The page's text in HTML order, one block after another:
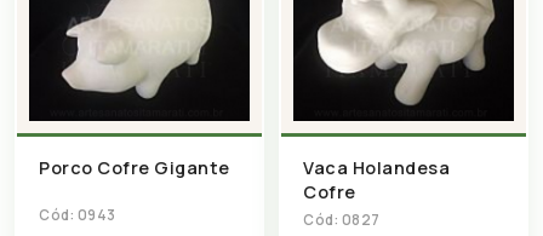
Porco Cofre Gigante
Cód: 0943
Vaca Holandesa
Cofre
Cód: 0827